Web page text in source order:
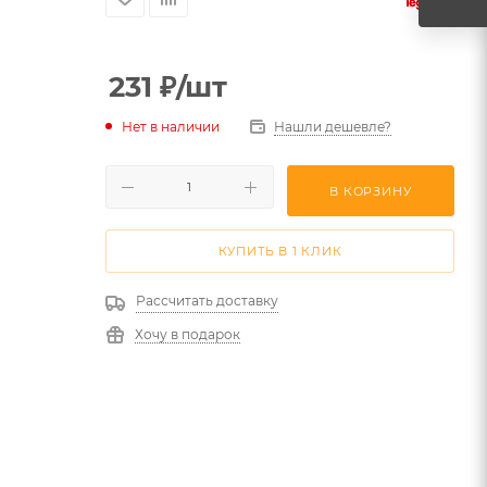
231 ₽/шт
Нет в наличии Нашли дешевле?
В КОРЗИНУ
КУПИТЬ В 1 КЛИК
Рассчитать доставку
Хочу в подарок